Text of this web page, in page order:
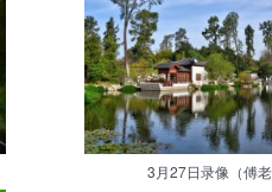
3月27日录像（傅老